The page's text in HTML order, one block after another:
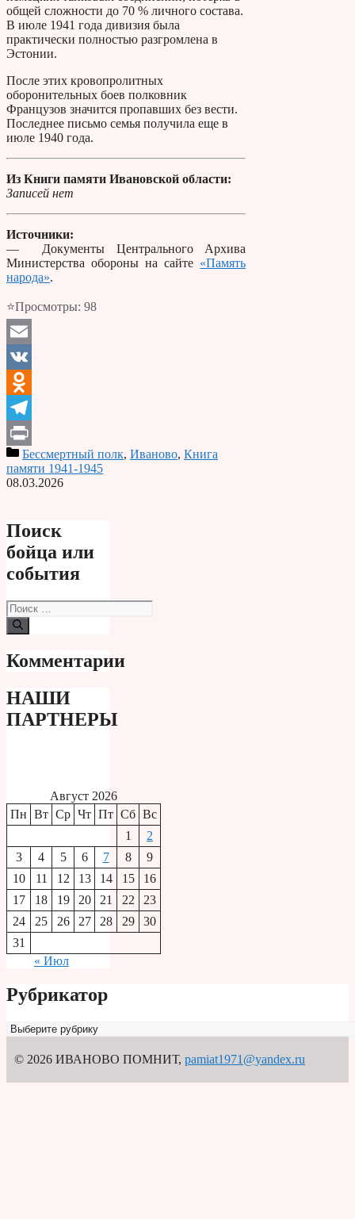
общей сложности до 70 % личного состава.
В июле 1941 года дивизия была
практически полностью разгромлена в
Эстонии.
После этих кровопролитных
оборонительных боев полковник
Французов значится пропавших без вести.
Последнее письмо семья получила еще в
июле 1940 года.
Из Книги памяти Ивановской области:
Записей нет
Источники:
— Документы Центрального Архива
Министерства обороны на сайте «Память
народа».
⭐Просмотры: 98
Email
VK
Odnoklassniki
Telegram
PrintБессмертный полк, Иваново, Книга
памяти 1941-1945
08.03.2026
Поиск
бойца или
события
Поиск:
Комментарии
НАШИ
ПАРТНЕРЫ
Август 2026
Пн Вт Ср Чт Пт Сб Вс
1
2
3
4 5 6 7 8
9
10
11 12 13 14 15
16
17
18 19 20 21 22
23
24
25 26 27 28 29
30
31
« Июл
Рубрикатор
Рубрикатор
© 2026 ИВАНОВО ПОМНИТ, pamiat1971@yandex.ru